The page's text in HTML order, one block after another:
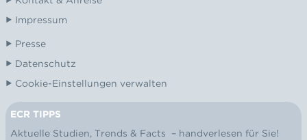
Impressum
Presse
Datenschutz
Cookie-Einstellungen verwalten
NEWSLETTER
ECR TIPPS
Aktuelle Studien, Trends & Facts – handverlesen für Sie!